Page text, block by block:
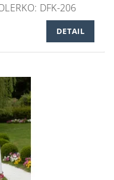
DFK-206
DETAIL